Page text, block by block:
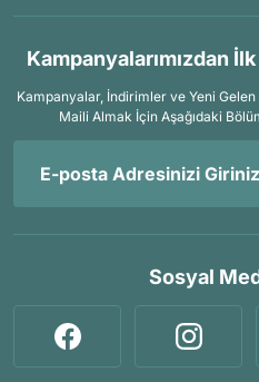
Kampanyalarımızdan
Kampanyalar, İndirimler ve Yeni
Maili Almak İçin Aşağıdaki
Sosyal